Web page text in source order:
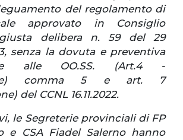
del regolamento di
approvato in Consiglio
giusta delibera n. 59 del 29
senza la dovuta e preventiva
alle OO.SS. (Art.4 -
comma 5 e art. 7
del CCNL 16.11.2022.
le Segreterie provinciali di FP
e CSA Fiadel Salerno hanno